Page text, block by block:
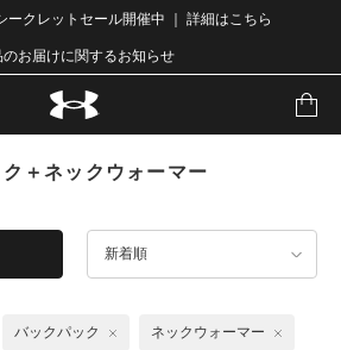
ークレットセール開催中 ｜ 詳細はこちら
のお届けに関するお知らせ
＋ネックウォーマー
新着順
バックパック ネックウォーマー